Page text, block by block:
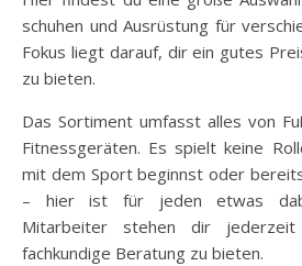
schuhen und Ausrüstung für
Fokus liegt darauf, dir ein gutes
zu bieten.
Das Sortiment umfasst alles von
Fitnessgeräten. Es spielt keine
mit dem Sport beginnst oder
– hier ist für jeden etwas
Mitarbeiter stehen dir
fachkundige Beratung zu bieten.